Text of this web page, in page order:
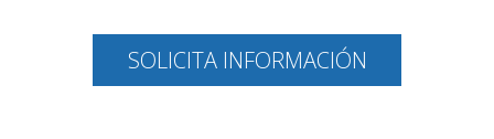
SOLICITA INFORMACIÓN